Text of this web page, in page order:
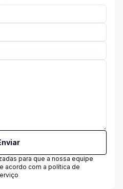
para que a nossa equipe
acordo com a política de